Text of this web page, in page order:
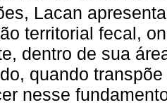
Lacan
territorial fecal,
dentro de sua
quando
nesse